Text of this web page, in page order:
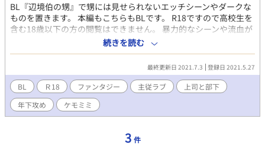
BL『辺境伯の甥』で甥には見せられないエッチシーンやダークな
ものを置きます。 本編もこちらもBLです。 R18ですので高校生を
含む18歳以下の方の閲覧はできません。 暴力的なシーンや流血が
含まれる場合はタイトルに入れておきます。
続きを読む
最終更新日 2021.7.3 登録日 2021.5.27
BL Ｒ18 ファンタジー 主従ラブ
上司と部下
年下攻め
ケモミミ
3 件